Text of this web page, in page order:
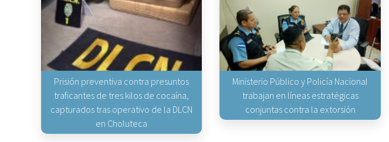
Prisión preventiva contra presuntos
traficantes de tres kilos de cocaína,
capturados tras operativo de la DLCN
en Choluteca
Ministerio Público y Policía Nacional
trabajan en líneas estratégicas
conjuntas contra la extorsión